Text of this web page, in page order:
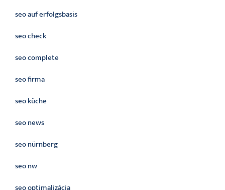
seo auf erfolgsbasis
seo check
seo complete
seo firma
seo küche
seo news
seo nürnberg
seo nw